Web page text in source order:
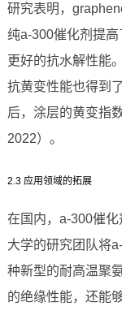
研究表明，
纯a-300催化剂提
更好的抗水解性能
抗黄变性能也得到
后，涂层的黄变指
2022）。
2.3 应用领域的拓展
在国内，a-300催
大学的研究团队将
种新型的耐高温聚
的绝缘性能，还能